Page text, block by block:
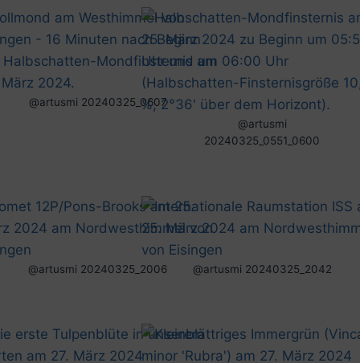
@artusmi 20240325_0607
@artusmi
20240325_0551_0600
@artusmi 20240325_2006 @artusmi 20240325_2042